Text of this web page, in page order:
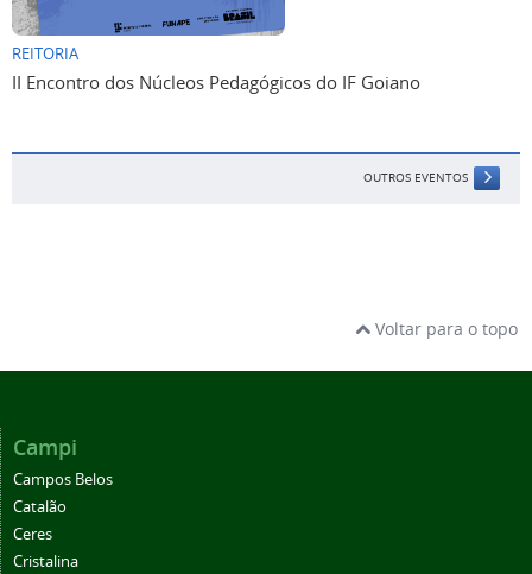
REITORIA
II Encontro dos Núcleos Pedagógicos do IF Goiano
OUTROS EVENTOS
Voltar para o topo
Campi
Campos Belos
Catalão
Ceres
Cristalina